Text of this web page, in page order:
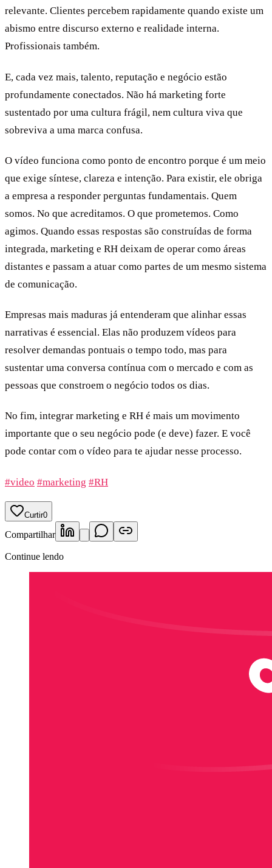
relevante. Clientes percebem rapidamente quando existe um
abismo entre discurso externo e realidade interna.
Profissionais também.
E, cada vez mais, talento, reputação e negócio estão
profundamente conectados. Não há marketing forte
sustentado por uma cultura frágil, nem cultura viva que
sobreviva a uma marca confusa.
O vídeo funciona como ponto de encontro porque é um meio
que exige síntese, clareza e intenção. Para existir, ele obriga
a empresa a responder perguntas fundamentais. Quem
somos. No que acreditamos. O que prometemos. Como
agimos. Quando essas respostas são construídas de forma
integrada, marketing e RH deixam de operar como áreas
distantes e passam a atuar como partes de um mesmo sistema
de comunicação.
Empresas mais maduras já entenderam que alinhar essas
narrativas é essencial. Elas não produzem vídeos para
resolver demandas pontuais o tempo todo, mas para
sustentar uma conversa contínua com o mercado e com as
pessoas que constroem o negócio todos os dias.
No fim, integrar marketing e RH é mais um movimento
importante que o seu negócio pode (e deve) fazer. E você
pode contar com o vídeo para te ajudar nesse processo.
#video #marketing #RH
Curtir0
Compartilhar
Continue lendo